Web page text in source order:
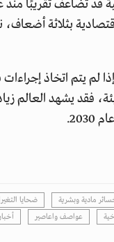
بثلاثة أضعاف،
لم يتم اتخاذ
مادية وبشرية
ضحايا
عواصف واعاصير